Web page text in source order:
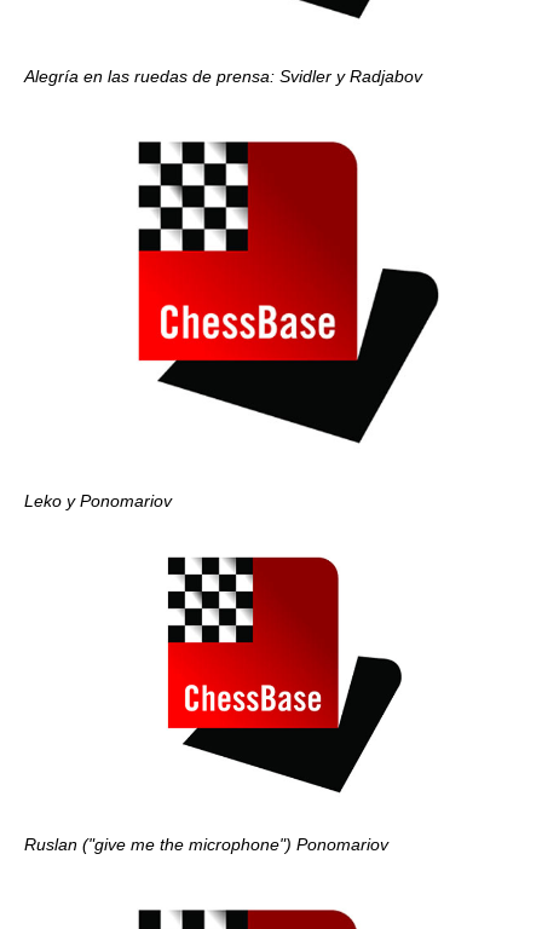
Alegría en las ruedas de prensa: Svidler y Radjabov
Leko y Ponomariov
Ruslan ("give me the microphone") Ponomariov